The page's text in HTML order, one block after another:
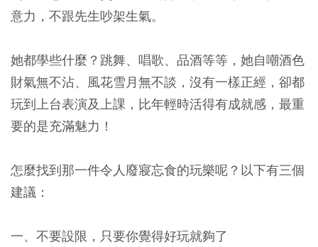
意力，不跟先生吵架生氣。
她都學些什麼？跳舞、唱歌、品酒等等，她自嘲酒色
財氣無不沾、風花雪月無不談，沒有一樣正經，卻都
玩到上台表演及上課，比年輕時活得有成就感，最重
要的是充滿魅力！
怎麼找到那一件令人廢寢忘食的玩樂呢？以下有三個
建議：
一、不要設限，只要你覺得好玩就夠了